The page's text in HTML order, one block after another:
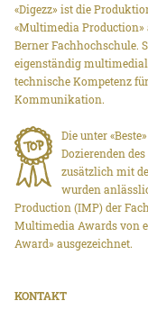
«Digezz» ist die
«Multimedia Production»
Berner Fachhochschule.
eigenständig
technische Kompetenz
Kommunikation.
Die unter
Dozierenden
zusätzlich mit
wurden
Production (IMP) der
Multimedia Awards von
Award» ausgezeichnet.
KONTAKT